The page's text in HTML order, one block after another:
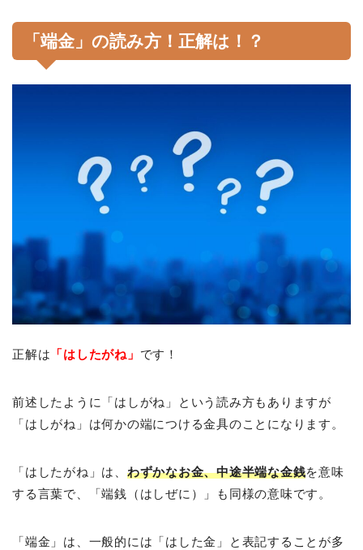
「端金」の読み方！正解は！？
正解は 「はしたがね」 です！
前述したように「はしがね」という読み方もありますが
「はしがね」は何かの端につける金具のことになります。
「はしたがね」は、 わずかなお金、中途半端な金銭を意味
する言葉で、「端銭（はしぜに）」も同様の意味です。
「端金」は、一般的には「はした金」と表記することが多